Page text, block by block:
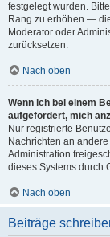
festgelegt wurden.
Rang zu erhöhen —
Moderator oder
zurücksetzen.
Nach oben
Wenn ich bei einem
aufgefordert, mich
Nur registrierte
Nachrichten an
Administration
dieses Systems durch
Nach oben
Beiträge